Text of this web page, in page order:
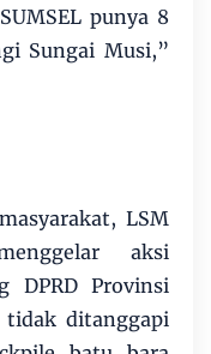
punya 8
Sungai Musi,”
LSM
aksi
DPRD Provinsi
tidak ditanggapi